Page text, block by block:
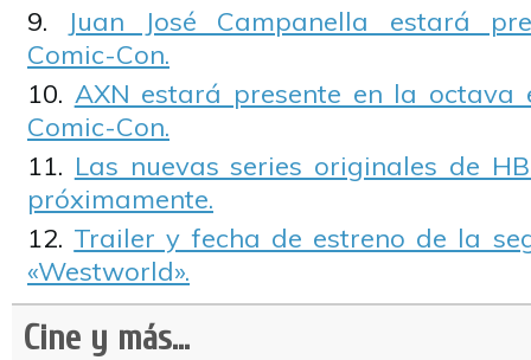
Juan José Campanella estará
Comic-Con.
AXN estará presente en la octava
Comic-Con.
Las nuevas series originales de
próximamente.
Trailer y fecha de estreno de la
«Westworld».
Cine y más...